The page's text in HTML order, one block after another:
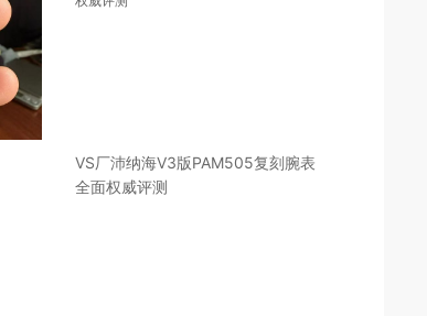
VS厂沛纳海V3版PAM505复刻腕表
全面权威评测